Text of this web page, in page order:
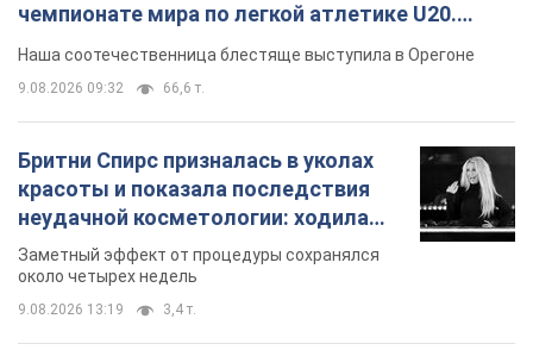
чемпионате мира по легкой атлетике U20.
Видео
Наша соотечественница блестяще выступила в Орегоне
9.08.2026 09:32 66,6 т.
Бритни Спирс призналась в уколах
красоты и показала последствия
неудачной косметологии: ходила
так почти месяц
Заметный эффект от процедуры сохранялся
около четырех недель
9.08.2026 13:19 3,4 т.